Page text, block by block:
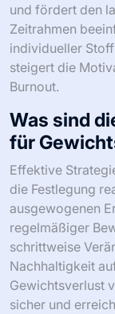
und fördert den
Zeitrahmen
individueller
steigert die
Burnout.
Was sind
für
Effektive
die Festlegung
ausgewogenen
regelmäßiger
schrittweise
Nachhaltigkeit
Gewichtsverlust
sicher und